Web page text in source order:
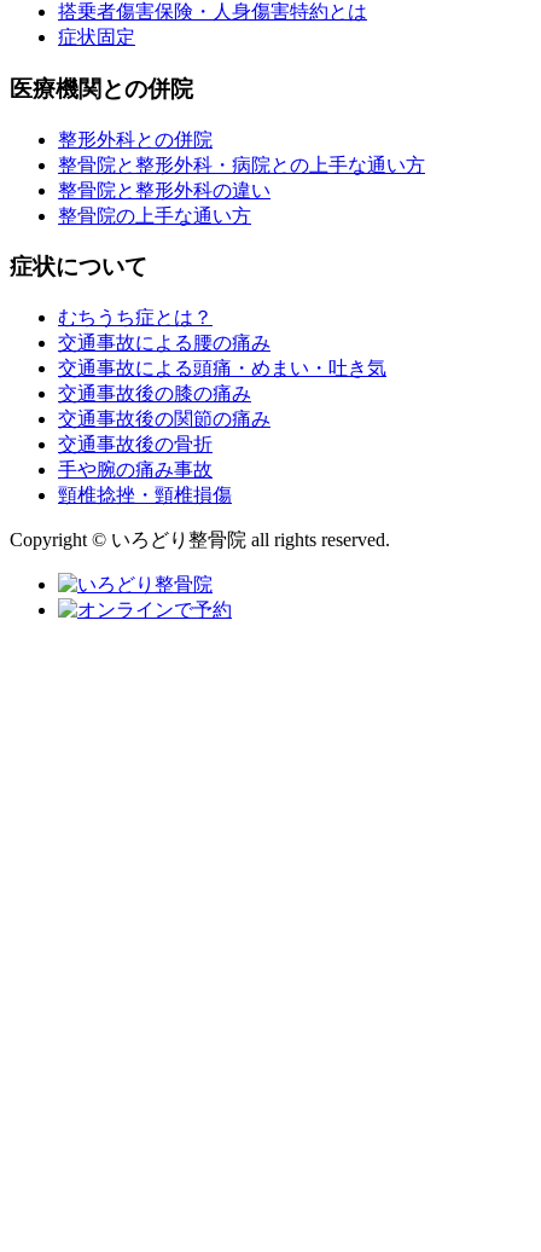
搭乗者傷害保険・人身傷害特約とは
症状固定
医療機関との併院
整形外科との併院
整骨院と整形外科・病院との上手な通い方
整骨院と整形外科の違い
整骨院の上手な通い方
症状について
むちうち症とは？
交通事故による腰の痛み
交通事故による頭痛・めまい・吐き気
交通事故後の膝の痛み
交通事故後の関節の痛み
交通事故後の骨折
手や腕の痛み事故
頸椎捻挫・頸椎損傷
Copyright © いろどり整骨院 all rights reserved.